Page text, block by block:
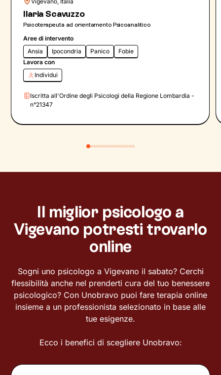
Ilaria Scavuzzo
Psicoterapeuta ad orientamento Psicoanalitico
Aree di intervento
Ansia
Ipocondria Panico
Fobie
Lavora con
Individui
Iscritta all'Ordine degli Psicologi della Regione Lombardia -
n°21347
Il miglior psicologo a
Vigevano potresti trovarlo
online
Sogni uno psicologo a Vigevano il sabato? Cerchi
flessibilità anche nel prenderti cura del tuo benessere
psicologico? Con Unobravo puoi fare terapia online
insieme a un professionista selezionato in base alle
tue esigenze.
Ecco i benefici di scegliere Unobravo: